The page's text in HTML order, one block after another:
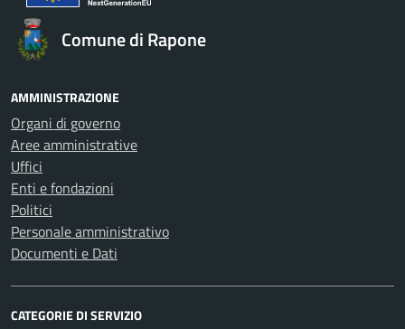
Comune di Rapone
AMMINISTRAZIONE
Organi di governo
Aree amministrative
Uffici
Enti e fondazioni
Politici
Personale amministrativo
Documenti e Dati
CATEGORIE DI SERVIZIO